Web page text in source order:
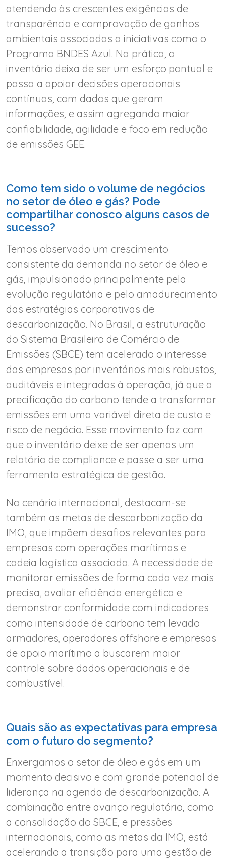
atendendo às crescentes exigências de
transparência e comprovação de ganhos
ambientais associadas a iniciativas como o
Programa BNDES Azul. Na prática, o
inventário deixa de ser um esforço pontual e
passa a apoiar decisões operacionais
contínuas, com dados que geram
informações, e assim agregando maior
confiabilidade, agilidade e foco em redução
de emissões GEE.
Como tem sido o volume de negócios
no setor de óleo e gás? Pode
compartilhar conosco alguns casos de
sucesso?
Temos observado um crescimento
consistente da demanda no setor de óleo e
gás, impulsionado principalmente pela
evolução regulatória e pelo amadurecimento
das estratégias corporativas de
descarbonização. No Brasil, a estruturação
do Sistema Brasileiro de Comércio de
Emissões (SBCE) tem acelerado o interesse
das empresas por inventários mais robustos,
auditáveis e integrados à operação, já que a
precificação do carbono tende a transformar
emissões em uma variável direta de custo e
risco de negócio. Esse movimento faz com
que o inventário deixe de ser apenas um
relatório de compliance e passe a ser uma
ferramenta estratégica de gestão.
No cenário internacional, destacam-se
também as metas de descarbonização da
IMO, que impõem desafios relevantes para
empresas com operações marítimas e
cadeia logística associada. A necessidade de
monitorar emissões de forma cada vez mais
precisa, avaliar eficiência energética e
demonstrar conformidade com indicadores
como intensidade de carbono tem levado
armadores, operadores offshore e empresas
de apoio marítimo a buscarem maior
controle sobre dados operacionais e de
combustível.
Quais são as expectativas para empresa
com o futuro do segmento?
Enxergamos o setor de óleo e gás em um
momento decisivo e com grande potencial de
liderança na agenda de descarbonização. A
combinação entre avanço regulatório, como
a consolidação do SBCE, e pressões
internacionais, como as metas da IMO, está
acelerando a transição para uma gestão de